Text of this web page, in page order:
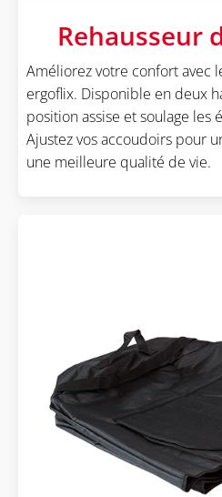
Rehausseur
Améliorez votre confort avec
ergoflix. Disponible en deux
position assise et soulage les
Ajustez vos accoudoirs pour
une meilleure qualité de vie.